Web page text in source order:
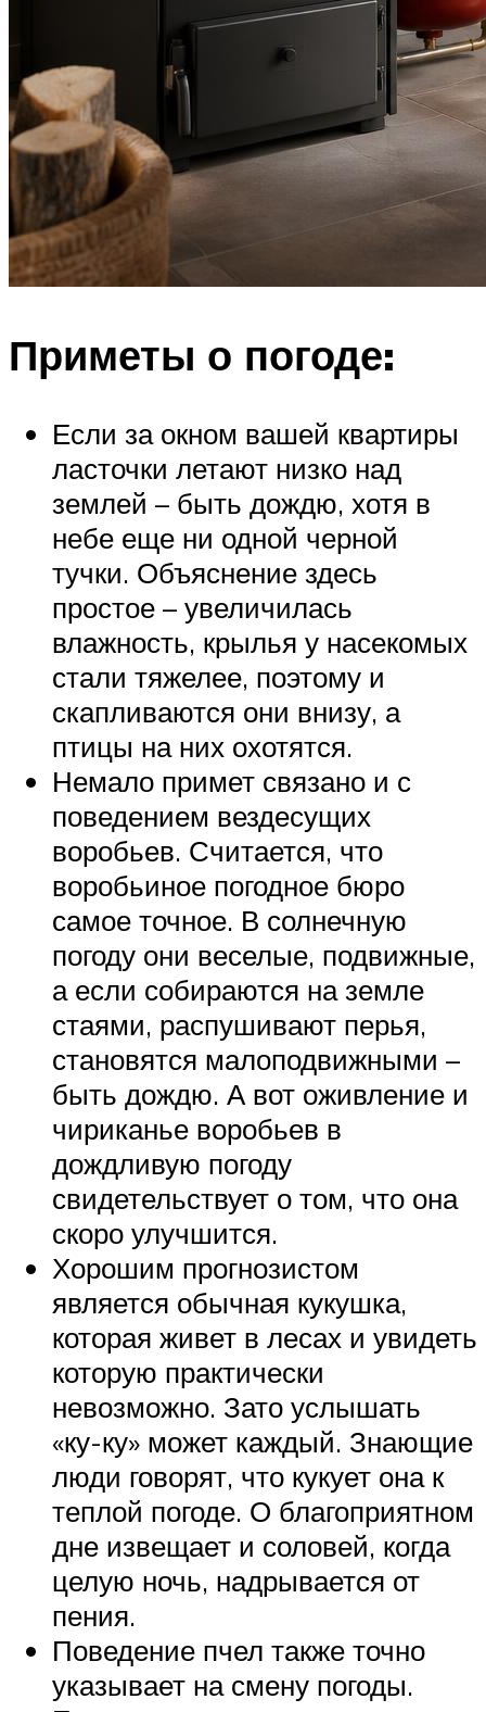
Приметы о погоде:
Если за окном вашей квартиры
ласточки летают низко над
землей – быть дождю, хотя в
небе еще ни одной черной
тучки. Объяснение здесь
простое – увеличилась
влажность, крылья у насекомых
стали тяжелее, поэтому и
скапливаются они внизу, а
птицы на них охотятся.
Немало примет связано и с
поведением вездесущих
воробьев. Считается, что
воробьиное погодное бюро
самое точное. В солнечную
погоду они веселые, подвижные,
а если собираются на земле
стаями, распушивают перья,
становятся малоподвижными –
быть дождю. А вот оживление и
чириканье воробьев в
дождливую погоду
свидетельствует о том, что она
скоро улучшится.
Хорошим прогнозистом
является обычная кукушка,
которая живет в лесах и увидеть
которую практически
невозможно. Зато услышать
«ку-ку» может каждый. Знающие
люди говорят, что кукует она к
теплой погоде. О благоприятном
дне извещает и соловей, когда
целую ночь, надрывается от
пения.
Поведение пчел также точно
указывает на смену погоды.